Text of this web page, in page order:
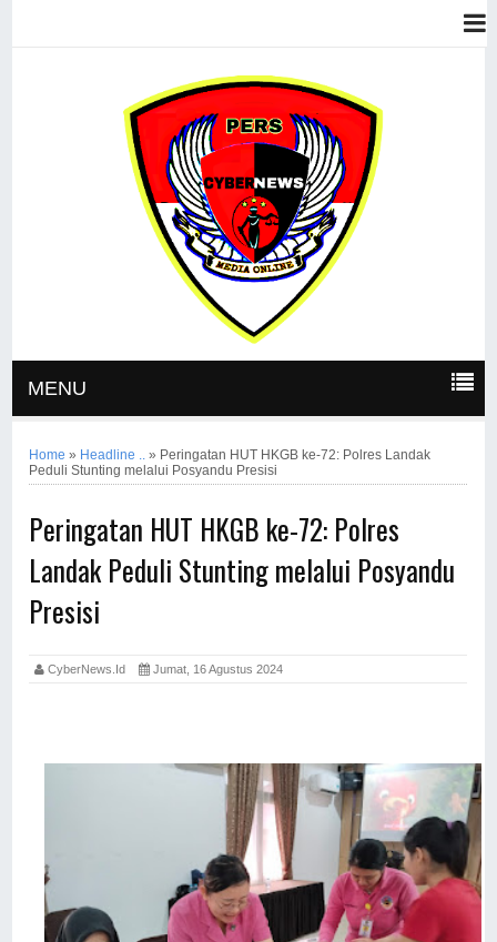
MENU
Home » Headline .. » Peringatan HUT HKGB ke-72: Polres Landak
Peduli Stunting melalui Posyandu Presisi
Peringatan HUT HKGB ke-72: Polres
Landak Peduli Stunting melalui Posyandu
Presisi
CyberNews.id Jumat, 16 Agustus 2024